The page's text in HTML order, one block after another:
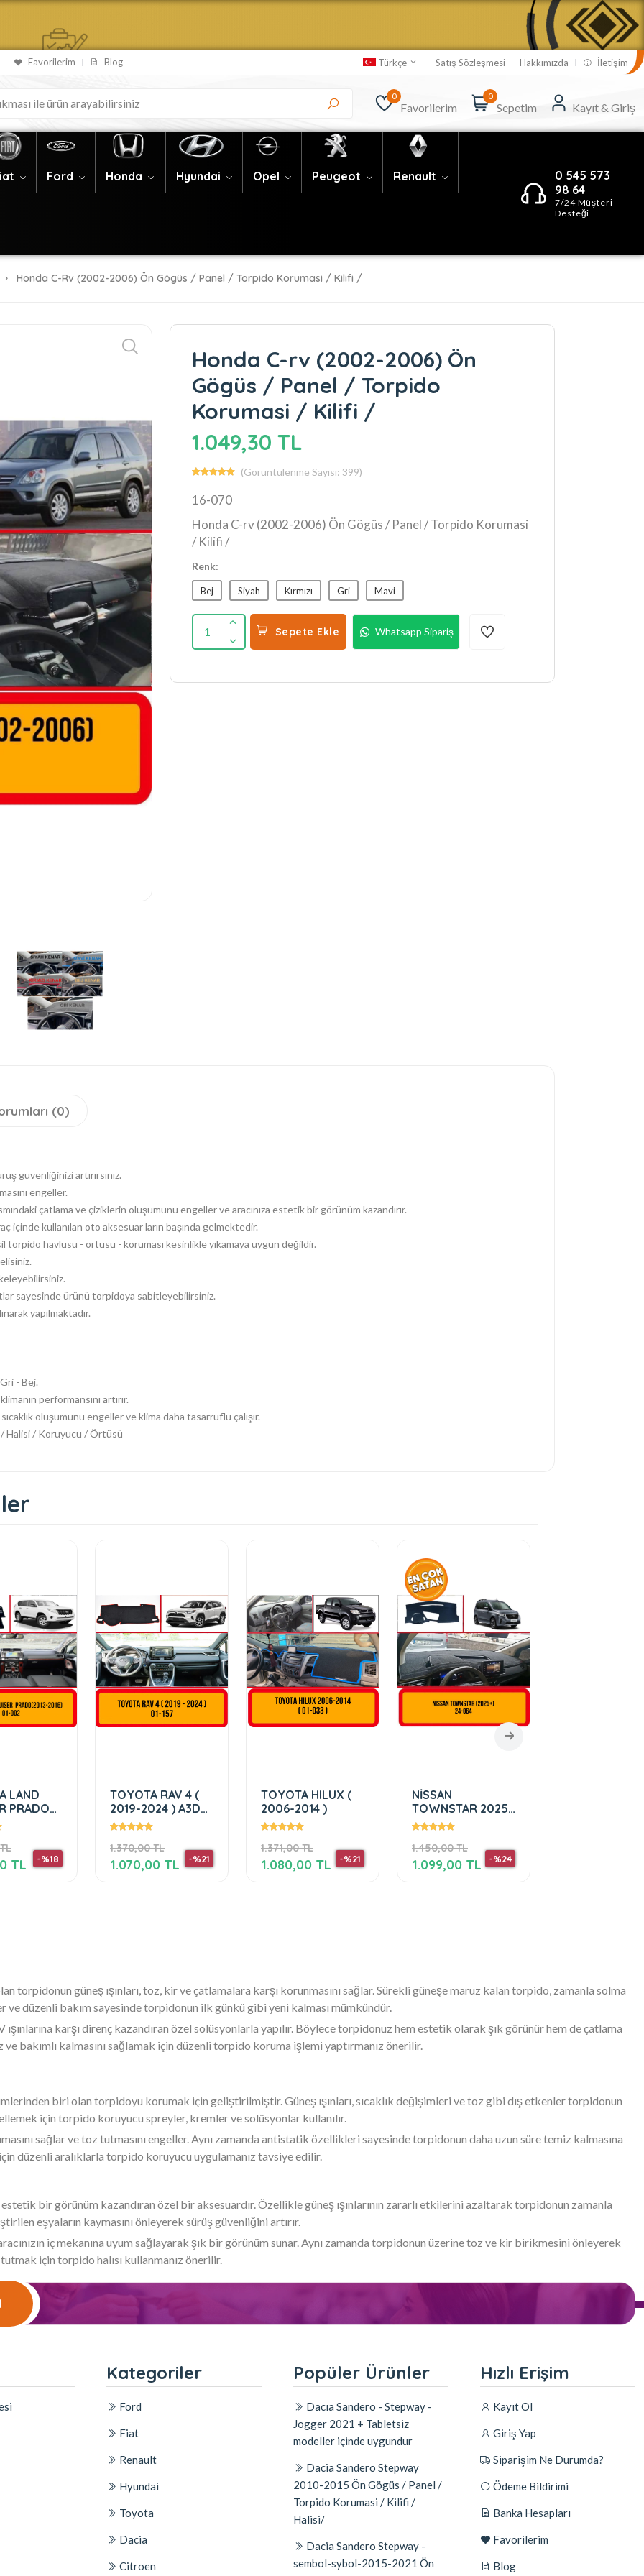
Favorilerim Blog Türkçe Satış Sözleşmesi Hakkımızda İletişim
0
Favorilerim
0
Sepetim Kayıt & Giriş
Ford Honda Hyundai Opel Peugeot Renault
0 545 573
98 64
7/24 Müşteri
Desteği
Honda C-Rv (2002-2006) Ön Gögüs / Panel / Torpido Korumasi / Kilifi /
Honda C-rv (2002-2006) Ön
Gögüs / Panel / Torpido
Korumasi / Kilifi /
1.049,30 TL
(Görüntülenme Sayısı: 399)
16-070
Honda C-rv (2002-2006) Ön Gögüs / Panel / Torpido Korumasi
/ Kilifi /
Renk:
Bej Siyah Kırmızı Gri Mavi
1 Sepete Ekle Whatsapp Sipariş
(0)
güvenliğinizi artırırsınız.
engeller.
çatlama ve çiziklerin oluşumunu engeller ve aracınıza estetik bir görünüm kazandırır.
içinde kullanılan oto aksesuar ların başında gelmektedir.
torpido havlusu - örtüsü - koruması kesinlikle yıkamaya uygun değildir.
sayesinde ürünü torpidoya sabitleyebilirsiniz.
yapılmaktadır.
- Bej.
performansını artırır.
oluşumunu engeller ve klima daha tasarruflu çalışır.
Halisi / Koruyucu / Örtüsü
LAND
PRADO
-%18
TL
TOYOTA RAV 4 (
2019-2024 ) A3D
TORPİDO
1.370,00 TL
-%21
1.070,00 TL
TOYOTA HILUX (
2006-2014 )
1.371,00 TL
-%21
1.080,00 TL
NİSSAN
TOWNSTAR 2025
+
1.450,00 TL
-%24
1.099,00 TL
torpidonun güneş ışınları, toz, kir ve çatlamalara karşı korunmasını sağlar. Sürekli güneşe maruz kalan torpido, zamanla solma
düzenli bakım sayesinde torpidonun ilk günkü gibi yeni kalması mümkündür.
karşı direnç kazandıran özel solüsyonlarla yapılır. Böylece torpidonuz hem estetik olarak şık görünür hem de çatlama
ve bakımlı kalmasını sağlamak için düzenli torpido koruma işlemi yaptırmanız önerilir.
biri olan torpidoyu korumak için geliştirilmiştir. Güneş ışınları, sıcaklık değişimleri ve toz gibi dış etkenler torpidonun
için torpido koruyucu spreyler, kremler ve solüsyonlar kullanılır.
sağlar ve toz tutmasını engeller. Aynı zamanda antistatik özellikleri sayesinde torpidonun daha uzun süre temiz kalmasına
için düzenli aralıklarla torpido koruyucu uygulamanız tavsiye edilir.
bir görünüm kazandıran özel bir aksesuardır. Özellikle güneş ışınlarının zararlı etkilerini azaltarak torpidonun zamanla
eşyaların kaymasını önleyerek sürüş güvenliğini artırır.
iç mekanına uyum sağlayarak şık bir görünüm sunar. Aynı zamanda torpidonun üzerine toz ve kir birikmesini önleyerek
için torpido halısı kullanmanız önerilir.
Kategoriler
Ford
Fiat
Renault
Hyundai
Toyota
Dacia
Citroen
Popüler Ürünler
Dacıa Sandero - Stepway -
Jogger 2021 + Tabletsiz
modeller içinde uygundur
Dacia Sandero Stepway
2010-2015 Ön Gögüs / Panel /
Torpido Korumasi / Kilifi /
Halisi/
Dacia Sandero Stepway -
sembol-sybol-2015-2021 Ön
Hızlı Erişim
Kayıt Ol
Giriş Yap
Siparişim Ne Durumda?
Ödeme Bildirimi
Banka Hesapları
Favorilerim
Blog